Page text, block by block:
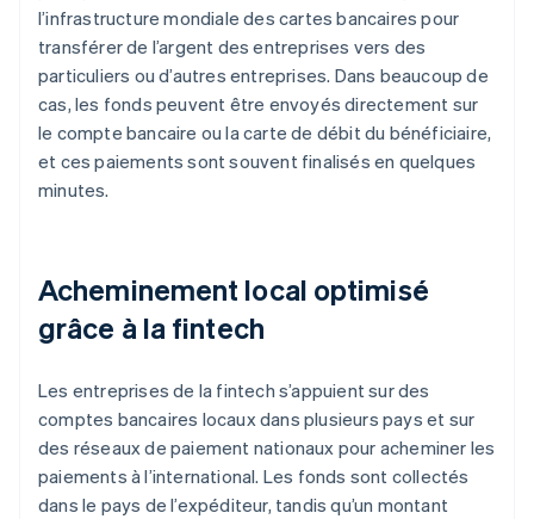
l’infrastructure mondiale des cartes bancaires pour
transférer de l’argent des entreprises vers des
particuliers ou d’autres entreprises. Dans beaucoup de
cas, les fonds peuvent être envoyés directement sur
le compte bancaire ou la carte de débit du bénéficiaire,
et ces paiements sont souvent finalisés en quelques
minutes.
Acheminement local optimisé
grâce à la fintech
Les entreprises de la fintech s’appuient sur des
comptes bancaires locaux dans plusieurs pays et sur
des réseaux de paiement nationaux pour acheminer les
paiements à l’international. Les fonds sont collectés
dans le pays de l’expéditeur, tandis qu’un montant